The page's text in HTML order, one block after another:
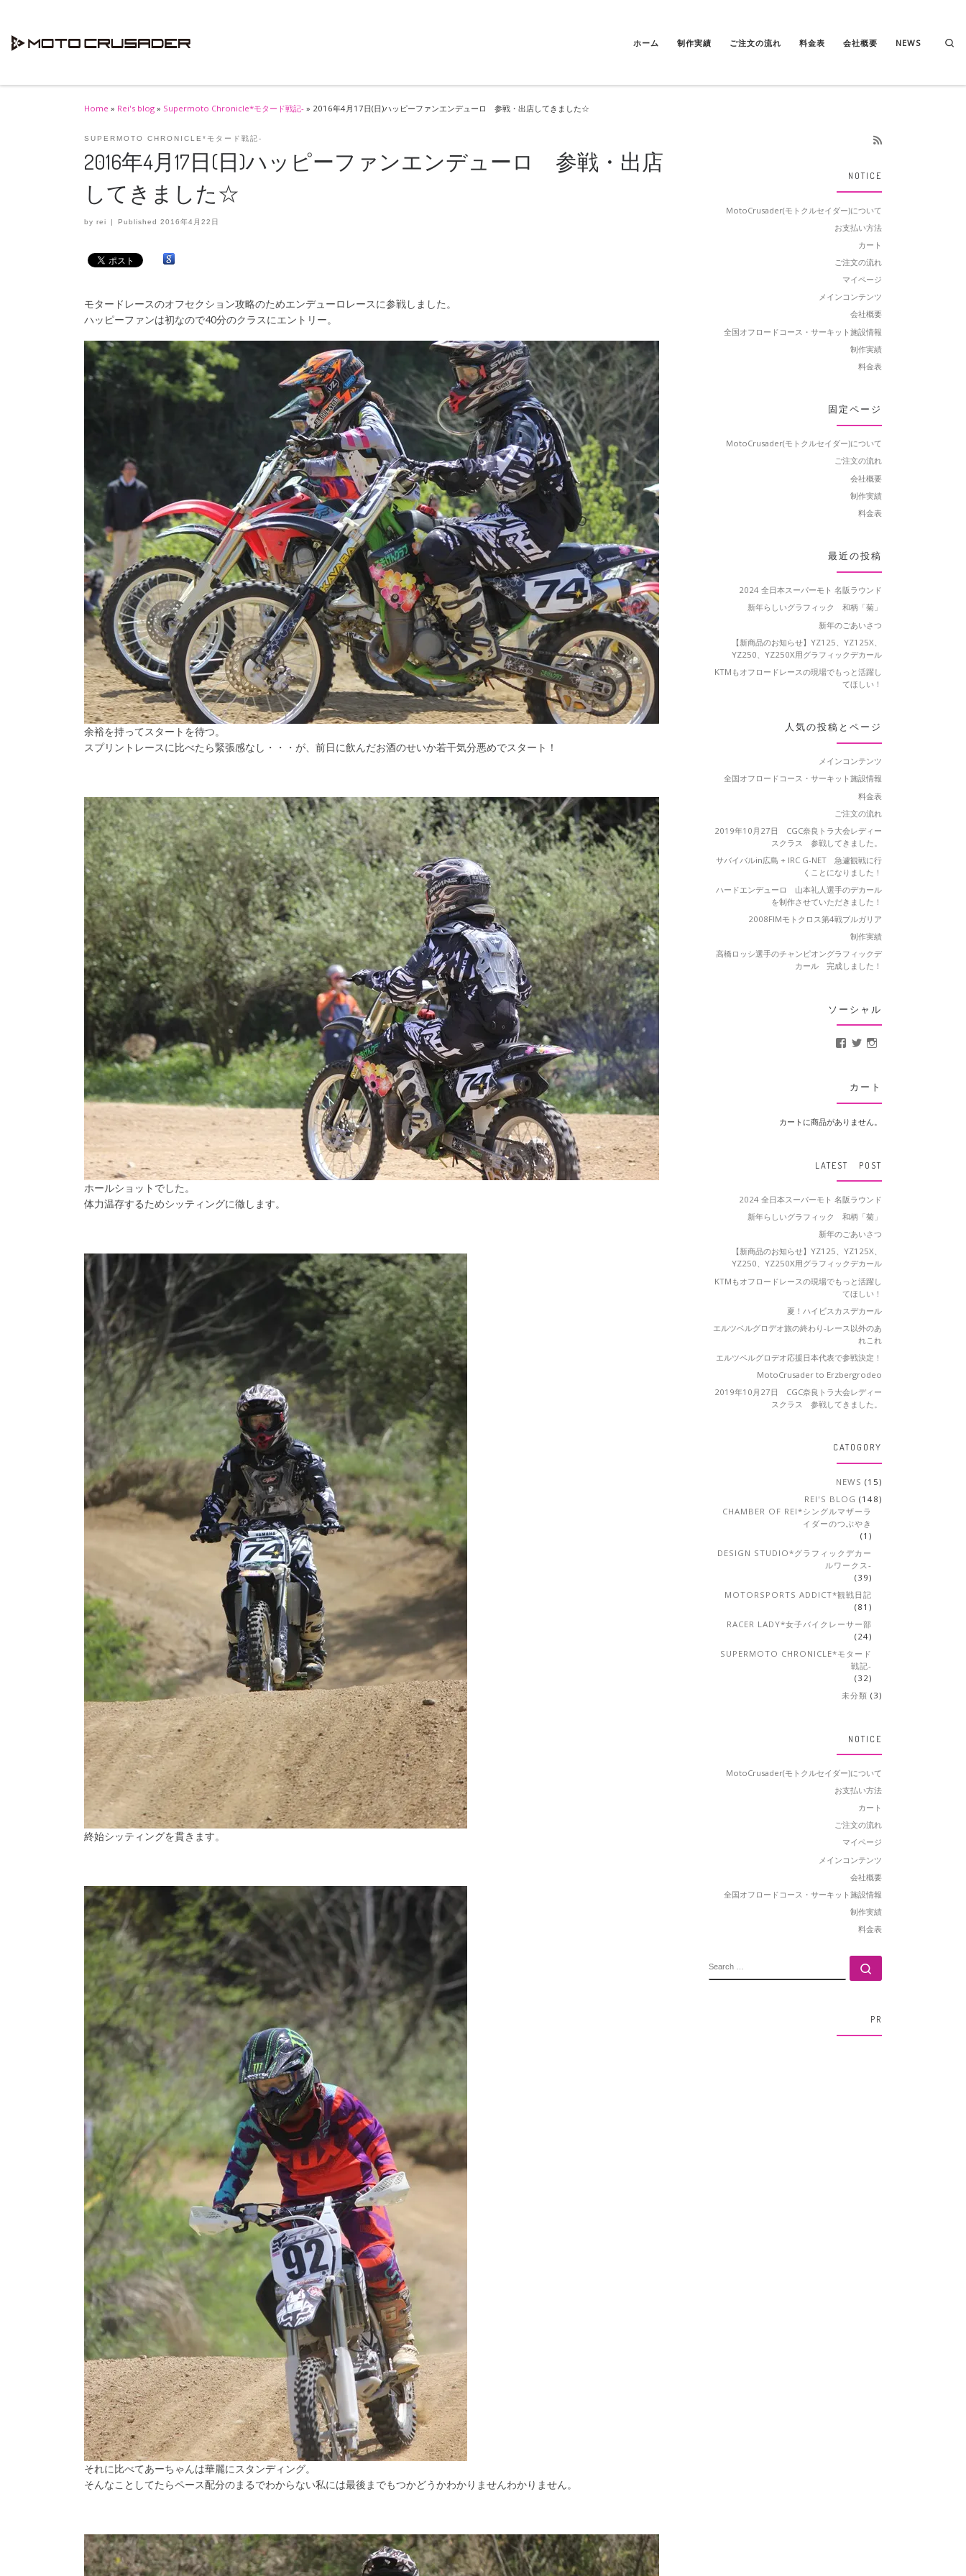
ホーム 制作実績 ご注文の流れ 料金表 会社概要 NEWS
Home » Rei's blog » Supermoto Chronicle*モタード戦記- » 2016年4月17日(日)ハッピーファンエンデューロ 参戦・出店してきました☆
SUPERMOTO CHRONICLE*モタード戦記-
2016年4月17日(日)ハッピーファンエンデューロ 参戦・出店
してきました☆
by rei | Published2016年4月22日
モタードレースのオフセクション攻略のためエンデューロレースに参戦しました。
ハッピーファンは初なので40分のクラスにエントリー。
余裕を持ってスタートを待つ。
スプリントレースに比べたら緊張感なし・・・が、前日に飲んだお酒のせいか若干気分悪めでスタート！
ホールショットでした。
体力温存するためシッティングに徹します。
終始シッティングを貫きます。
それに比べてあーちゃんは華麗にスタンディング。
そんなことしてたらペース配分のまるでわからない私には最後までもつかどうかわかりませんわかりません。
NOTICE
MotoCrusader(モトクルセイダー)について
お支払い方法
カート
ご注文の流れ
マイページ
メインコンテンツ
会社概要
全国オフロードコース・サーキット施設情報
制作実績
料金表
固定ページ
MotoCrusader(モトクルセイダー)について
ご注文の流れ
会社概要
制作実績
料金表
最近の投稿
2024 全日本スーパーモト 名阪ラウンド
新年らしいグラフィック 和柄「菊」
新年のごあいさつ
【新商品のお知らせ】YZ125、YZ125X、
YZ250、YZ250X用グラフィックデカール
KTMもオフロードレースの現場でもっと活躍し
てほしい！
人気の投稿とページ
メインコンテンツ
全国オフロードコース・サーキット施設情報
料金表
ご注文の流れ
2019年10月27日 CGC奈良トラ大会レディー
スクラス 参戦してきました。
サバイバルin広島 + IRC G-NET 急遽観戦に行
くことになりました！
ハードエンデューロ 山本礼人選手のデカール
を制作させていただきました！
2008FIMモトクロス第4戦ブルガリア
制作実績
高橋ロッシ選手のチャンピオングラフィックデ
カール 完成しました！
ソーシャル
MotoCrusader さんのプ
@MotoCrusader さ
カート
カートに商品がありません。
LATEST POST
2024 全日本スーパーモト 名阪ラウンド
新年らしいグラフィック 和柄「菊」
新年のごあいさつ
【新商品のお知らせ】YZ125、YZ125X、
YZ250、YZ250X用グラフィックデカール
KTMもオフロードレースの現場でもっと活躍し
てほしい！
夏！ハイビスカスデカール
エルツベルグロデオ旅の終わり-レース以外のあ
れこれ
エルツベルグロデオ応援日本代表で参戦決定！
MotoCrusader to Erzbergrodeo
2019年10月27日 CGC奈良トラ大会レディー
スクラス 参戦してきました。
CATOGORY
NEWS (15)
REI'S BLOG (148)
CHAMBER OF REI*シングルマザーラ
イダーのつぶやき
(1)
DESIGN STUDIO*グラフィックデカー
ルワークス-
(39)
MOTORSPORTS ADDICT*観戦日記
(81)
RACER LADY*女子バイクレーサー部
(24)
SUPERMOTO CHRONICLE*モタード
戦記-
(32)
未分類 (3)
NOTICE
MotoCrusader(モトクルセイダー)について
お支払い方法
カート
ご注文の流れ
マイページ
メインコンテンツ
会社概要
全国オフロードコース・サーキット施設情報
制作実績
料金表
PR